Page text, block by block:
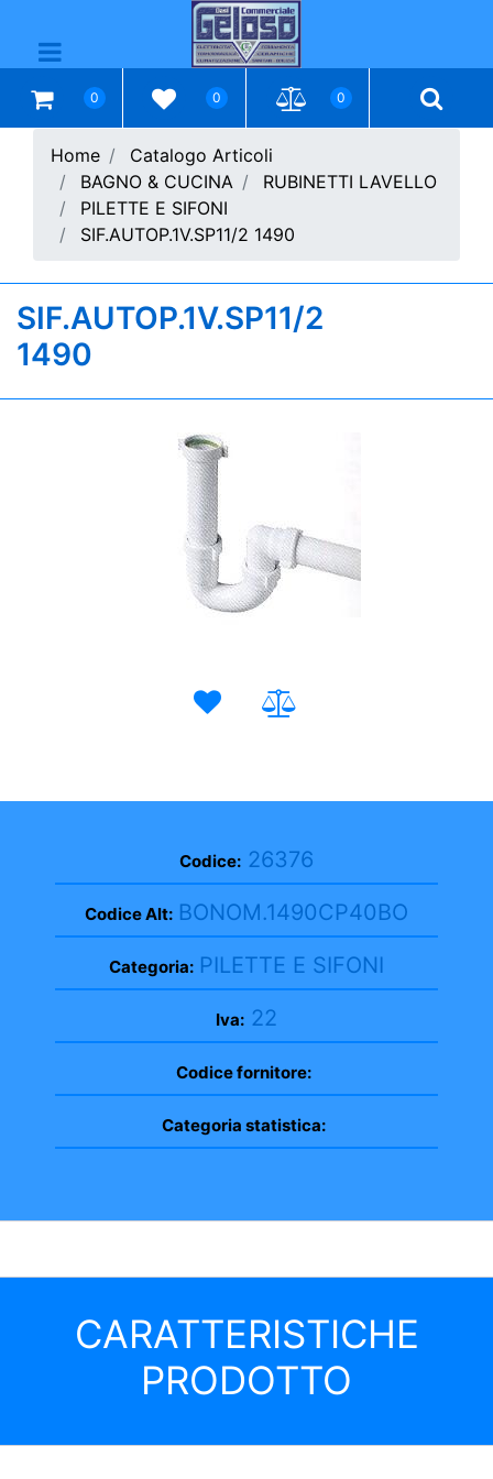
Open menu
0 0 0
Home
Catalogo Articoli
BAGNO & CUCINA
RUBINETTI LAVELLO
PILETTE E SIFONI
SIF.AUTOP.1V.SP11/2 1490
SIF.AUTOP.1V.SP11/2
1490
Codice: 26376
Codice Alt: BONOM.1490CP40BO
Categoria: PILETTE E SIFONI
Iva: 22
Codice fornitore:
Categoria statistica:
CARATTERISTICHE
PRODOTTO